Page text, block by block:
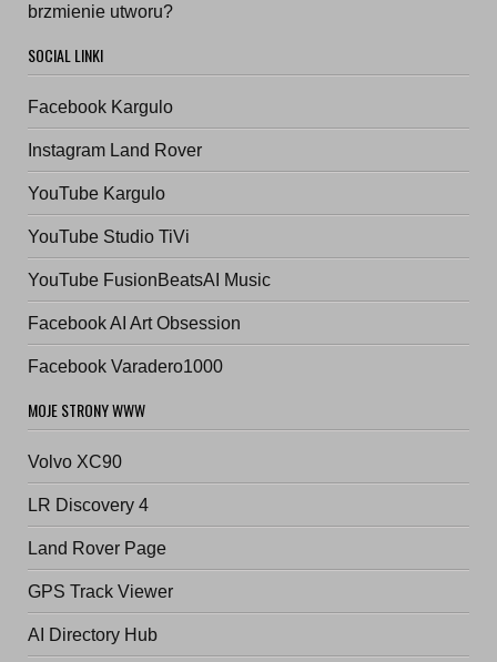
brzmienie utworu?
SOCIAL LINKI
Facebook Kargulo
Instagram Land Rover
YouTube Kargulo
YouTube Studio TiVi
YouTube FusionBeatsAI Music
Facebook AI Art Obsession
Facebook Varadero1000
MOJE STRONY WWW
Volvo XC90
LR Discovery 4
Land Rover Page
GPS Track Viewer
AI Directory Hub